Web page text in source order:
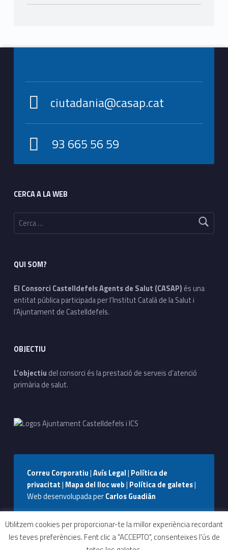
Footer info sidebar
ciutadania@casap.cat
93 665 56 59
CERCA A LA WEB
Cerca:
QUI SOM?
El Consorci Castelldefels Agents de Salut (CASAP) és una
entitat pública participada per l’Institut Català de la Salut i
l’Ajuntament de Castelldefels.
OBJECTIU
L’objectiu del consorci és la prestació de serveis d’atenció
primària de salut.
Correu Corporatiu|Avís Legal| Política de
privacitat| Mapa del lloc web| Política de galetes|
Web desenvolupada perCarlos Guadián
Seguiu-nos a Facebook
Seguiu-nos a Instagram
Seguiu-nos a WhatsApp
Back to top ↑
Utilitzem cookies per proporcionar-te la millor experiència recordant
les teves preferències. Fent clic a "ACCEPTO", consenteixes l'ús de